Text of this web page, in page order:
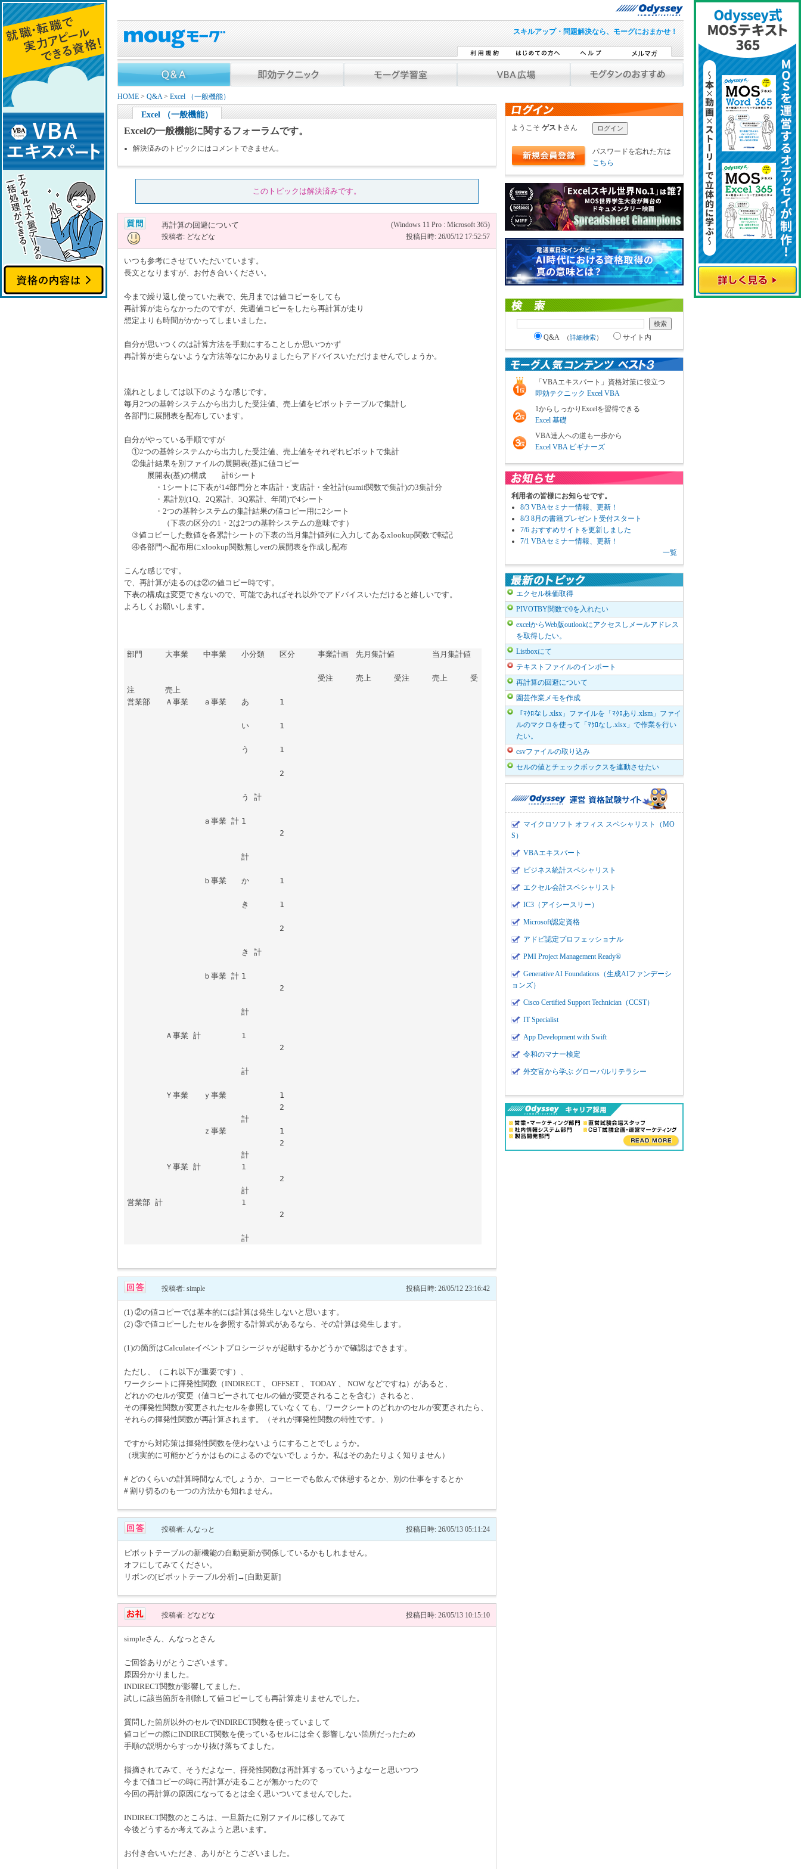
スキルアップ・問題解決なら、モーグにおまかせ！
HOME > Q&A> Excel （一般機能）
Excel （一般機能）
Excelの一般機能に関するフォーラムです。
解決済みのトピックにはコメントできません。
このトピックは解決済みです。
(Windows 11 Pro : Microsoft 365)
再計算の回避について
投稿日時: 26/05/12 17:52:57
投稿者: どなどな
いつも参考にさせていただいています。
長文となりますが、お付き合いください。
今まで繰り返し使っていた表で、先月までは値コピーをしても
再計算が走らなかったのですが、先週値コピーをしたら再計算が走り
想定よりも時間がかかってしまいました。
自分が思いつくのは計算方法を手動にすることしか思いつかず
再計算が走らないような方法等なにかありましたらアドバイスいただけませんでしょうか。
流れとしましては以下のような感じです。
毎月2つの基幹システムから出力した受注値、売上値をピボットテーブルで集計し
各部門に展開表を配布しています。
自分がやっている手順ですが
①2つの基幹システムから出力した受注値、売上値をそれぞれピボットで集計
②集計結果を別ファイルの展開表(基)に値コピー
展開表(基)の構成 計6シート
・1シートに下表が14部門分と本店計・支店計・全社計(sumif関数で集計)の3集計分
・累計別(1Q、2Q累計、3Q累計、年間)で4シート
・2つの基幹システムの集計結果の値コピー用に2シート
（下表の区分の1・2は2つの基幹システムの意味です）
③値コピーした数値を各累計シートの下表の当月集計値列に入力してあるxlookup関数で転記
④各部門へ配布用にxlookup関数無しverの展開表を作成し配布
こんな感じです。
で、再計算が走るのは②の値コピー時です。
下表の構成は変更できないので、可能であればそれ以外でアドバイスいただけると嬉しいです。
よろしくお願いします。
部門	大事業	中事業	小分類	区分	事業計画	先月集計値	当月集計値
注	売上
営業部	Ａ事業	ａ事業	あ	1
営業部 計			1
投稿日時: 26/05/12 23:16:42
投稿者: simple
(1) ②の値コピーでは基本的には計算は発生しないと思います。
(2) ③で値コピーしたセルを参照する計算式があるなら、その計算は発生します。
(1)の箇所はCalculateイベントプロシージャが起動するかどうかで確認はできます。
ただし、（これ以下が重要です）、
ワークシートに揮発性関数（INDIRECT 、 OFFSET 、 TODAY 、 NOW などですね）があると、
どれかのセルが変更（値コピーされてセルの値が変更されることを含む）されると、
その揮発性関数が変更されたセルを参照していなくても、ワークシートのどれかのセルが変更されたら、
それらの揮発性関数が再計算されます。（それが揮発性関数の特性です。）
ですから対応策は揮発性関数を使わないようにすることでしょうか。
（現実的に可能かどうかはものによるのでないでしょうか。私はそのあたりよく知りません）
# どのくらいの計算時間なんでしょうか、コーヒーでも飲んで休憩するとか、別の仕事をするとか
# 割り切るのも一つの方法かも知れません。
投稿日時: 26/05/13 05:11:24
投稿者: んなっと
ピボットテーブルの新機能の自動更新が関係しているかもしれません。
オフにしてみてください。
リボンの[ピボットテーブル分析]→[自動更新]
投稿日時: 26/05/13 10:15:10
投稿者: どなどな
simpleさん、んなっとさん
ご回答ありがとうございます。
原因分かりました。
INDIRECT関数が影響してました。
試しに該当箇所を削除して値コピーしても再計算走りませんでした。
質問した箇所以外のセルでINDIRECT関数を使っていまして
値コピーの際にINDIRECT関数を使っているセルには全く影響しない箇所だったため
手順の説明からすっかり抜け落ちてました。
指摘されてみて、そうだよなー、揮発性関数は再計算するっていうよなーと思いつつ
今まで値コピーの時に再計算が走ることが無かったので
今回の再計算の原因になってるとは全く思いついてませんでした。
INDIRECT関数のところは、一旦新たに別ファイルに移してみて
今後どうするか考えてみようと思います。
お付き合いいただき、ありがとうございました。
ようこそ ゲスト さん
パスワードを忘れた方は
こちら
Q&A （詳細検索） サイト内
「VBAエキスパート」資格対策に役立つ
即効テクニック Excel VBA
1からしっかりExcelを習得できる
Excel 基礎
VBA達人への道も一歩から
Excel VBA ビギナーズ
利用者の皆様にお知らせです。
8/3 VBAセミナー情報、更新！
8/3 8月の書籍プレゼント受付スタート
7/6 おすすめサイトを更新しました
7/1 VBAセミナー情報、更新！
一覧
エクセル株価取得
PIVOTBY関数で0を入れたい
excelからWeb版outlookにアクセスしメールアドレス
を取得したい。
Listboxにて
テキストファイルのインポート
再計算の回避について
園芸作業メモを作成
「ﾏｸﾛなし.xlsx」ファイルを「ﾏｸﾛあり.xlsm」ファイ
ルのマクロを使って「ﾏｸﾛなし.xlsx」で作業を行い
たい。
csvファイルの取り込み
セルの値とチェックボックスを連動させたい
マイクロソフト オフィス スペシャリスト（MO
S）
VBAエキスパート
ビジネス統計スペシャリスト
エクセル会計スペシャリスト
IC3（アイシースリー）
Microsoft認定資格
アドビ認定プロフェッショナル
PMI Project Management Ready®
Generative AI Foundations（生成AIファンデーシ
ョンズ）
Cisco Certified Support Technician（CCST）
IT Specialist
App Development with Swift
令和のマナー検定
外交官から学ぶ グローバルリテラシー